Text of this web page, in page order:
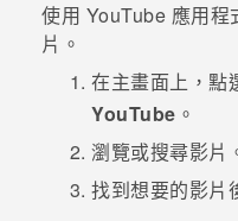
優惠專區
校園專案
企業採購
銷售門市
銷售通路
支援服務
VIVELAND
使用 YouTube 應用程
片。
在主畫面上，點
YouTube 。
瀏覽或搜尋影片
找到想要的影片